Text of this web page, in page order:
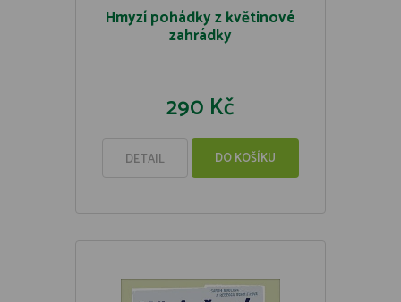
Hmyzí pohádky z květinové
zahrádky
290 Kč
DETAIL DO KOŠÍKU